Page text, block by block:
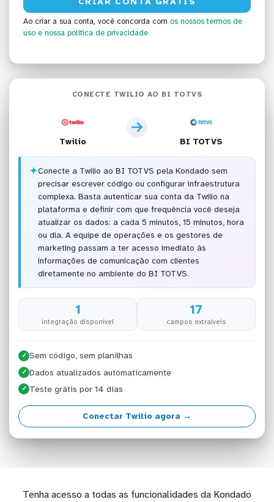
Ao criar a sua conta, você concorda com os nossos termos de
uso e nossa política de privacidade
CONECTE TWILIO AO BI TOTVS
Twilio BI TOTVS
✦Conecte a Twilio ao BI TOTVS pela Kondado sem
precisar escrever código ou configurar infraestrutura
complexa. Basta autenticar sua conta da Twilio na
plataforma e definir com que frequência você deseja
atualizar os dados: a cada 5 minutos, 15 minutos, hora
ou dia. A equipe de operações e os gestores de
marketing passam a ter acesso imediato às
informações de comunicação com clientes
diretamente no ambiente do BI TOTVS.
1
integração disponível
17
campos extraíveis
✓ Sem código, sem planilhas
✓ Dados atualizados automaticamente
✓ Teste grátis por 14 dias
Conectar Twilio agora →
Tenha acesso a todas as funcionalidades da Kondado